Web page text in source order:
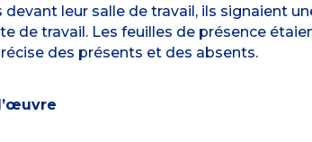
leur salle de travail, ils signaient
de travail. Les feuilles de présence
des présents et des absents.